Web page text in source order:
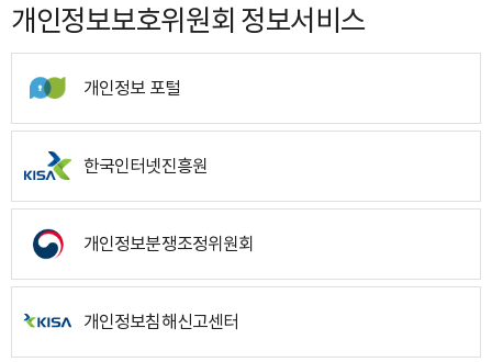
개인정보보호위원회 정보서비스
개인정보 포털
한국인터넷진흥원
개인정보분쟁조정위원회
개인정보침해신고센터